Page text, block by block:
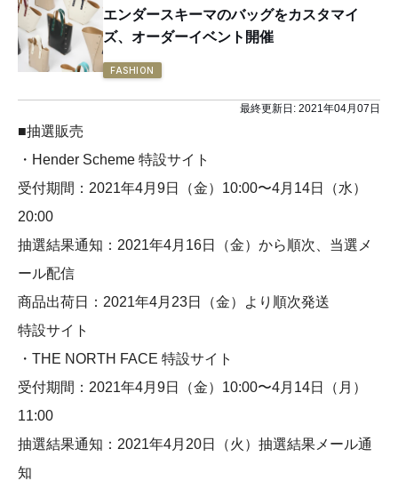
エンダースキーマのバッグをカスタマイ
ズ、オーダーイベント開催
FASHION
最終更新日: 2021年04月07日
■抽選販売
・Hender Scheme 特設サイト
受付期間：2021年4月9日（金）10:00〜4月14日（水）
20:00
抽選結果通知：2021年4月16日（金）から順次、当選メ
ール配信
商品出荷日：2021年4月23日（金）より順次発送
特設サイト
・THE NORTH FACE 特設サイト
受付期間：2021年4月9日（金）10:00〜4月14日（月）
11:00
抽選結果通知：2021年4月20日（火）抽選結果メール通
知